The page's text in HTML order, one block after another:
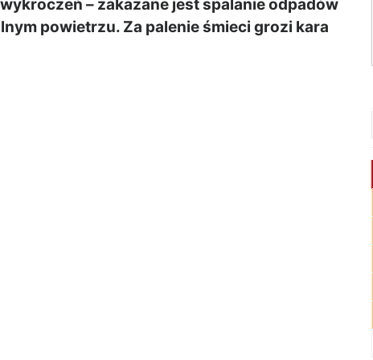
– zakazane jest spalanie odpadów
powietrzu. Za palenie śmieci grozi kara